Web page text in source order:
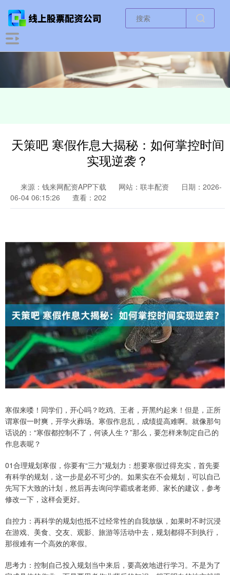
天策吧 寒假作息大揭秘：如何掌控时间
实现逆袭？
来源：钱来网配资APP下载 网站：联丰配资
日期：2026-
06-04 06:15:26
查看：202
寒假来喽！同学们，开心吗？吃鸡、王者，开黑约起来！但是，正所
谓寒假一时爽，开学火葬场。寒假作息乱，成绩提高难啊。就像那句
话说的：“寒假都控制不了，何谈人生？”那么，要怎样来制定自己的
作息表呢？
01合理规划寒假，你要有“三力”规划力：想要寒假过得充实，首先要
有科学的规划，这一步是必不可少的。如果实在不会规划，可以自己
先写下大致的计划，然后再去询问学霸或者老师、家长的建议，参考
修改一下，这样会更好。
自控力：再科学的规划也抵不过经常性的自我放纵，如果时不时沉浸
在游戏、美食、交友、观影、旅游等活动中去，规划都得不到执行，
那很难有一个高效的寒假。
思考力：控制自己投入规划当中来后，要高效地进行学习。不是为了